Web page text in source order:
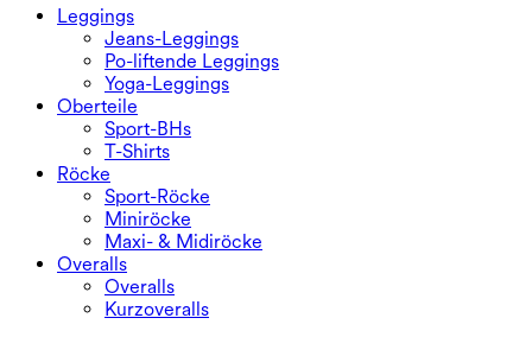
Leggings
Jeans-Leggings
Po-liftende Leggings
Yoga-Leggings
Oberteile
Sport-BHs
T-Shirts
Röcke
Sport-Röcke
Miniröcke
Maxi- & Midiröcke
Overalls
Overalls
Kurzoveralls